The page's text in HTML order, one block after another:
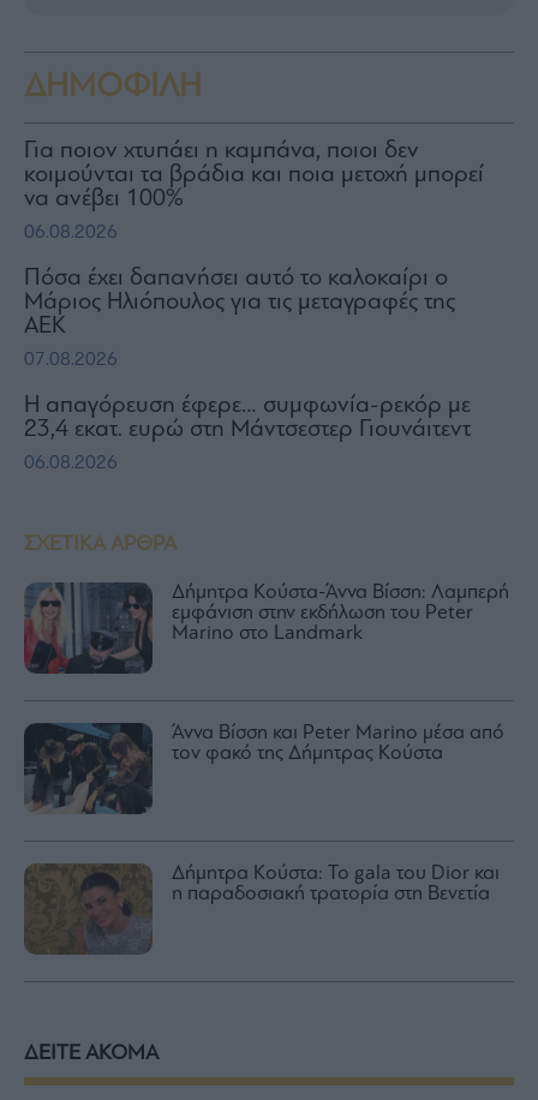
ΣΧΕΤΙΚΑ ΑΡΘΡΑ
Δήμητρα Κούστα-Άννα Βίσση: Λαμπερή
εμφάνιση στην εκδήλωση του Peter
Marino στο Landmark
Άννα Βίσση και Peter Marino μέσα από
τον φακό της Δήμητρας Κούστα
Δήμητρα Κούστα: Το gala του Dior και
η παραδοσιακή τρατορία στη Βενετία
ΔΗΜΟΦΙΛΗ
Για ποιον χτυπάει η καμπάνα, ποιοι δεν
κοιμούνται τα βράδια και ποια μετοχή μπορεί
να ανέβει 100%
06.08.2026
Πόσα έχει δαπανήσει αυτό το καλοκαίρι ο
Μάριος Ηλιόπουλος για τις μεταγραφές της
ΑΕΚ
07.08.2026
Η απαγόρευση έφερε… συμφωνία-ρεκόρ με
23,4 εκατ. ευρώ στη Μάντσεστερ Γιουνάιτεντ
06.08.2026
ΔΕΙΤΕ ΑΚΟΜΑ